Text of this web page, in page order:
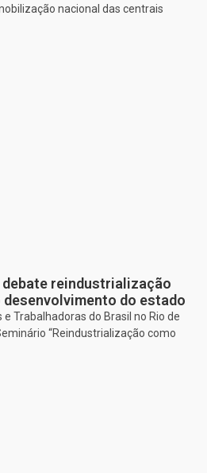
nacional das centrais
debate reindustrialização
do estado
Trabalhadoras do Brasil no Rio de
“Reindustrialização como